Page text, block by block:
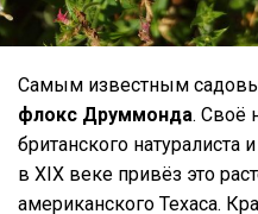
Самым известным
флокс Друммонда. Своё
британского натуралиста
в XIX веке привёз это
американского Техаса.